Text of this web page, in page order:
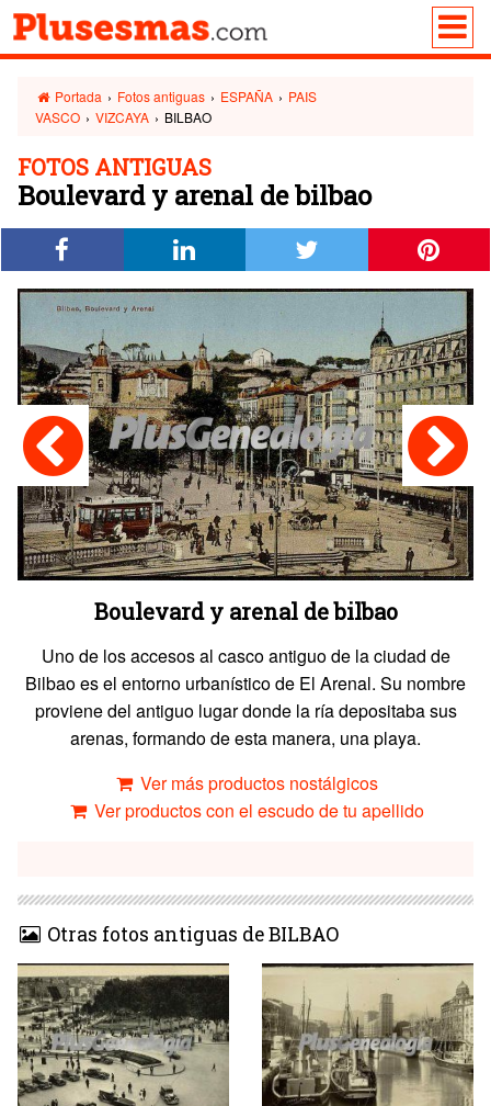
Portada › Fotos antiguas › ESPAÑA › PAIS
VASCO › VIZCAYA › BILBAO
FOTOS ANTIGUAS
Boulevard y arenal de bilbao
Boulevard y arenal de bilbao
Uno de los accesos al casco antiguo de la ciudad de
Bilbao es el entorno urbanístico de El Arenal. Su nombre
proviene del antiguo lugar donde la ría depositaba sus
arenas, formando de esta manera, una playa.
Ver más productos nostálgicos
Ver productos con el escudo de tu apellido
Otras fotos antiguas de BILBAO